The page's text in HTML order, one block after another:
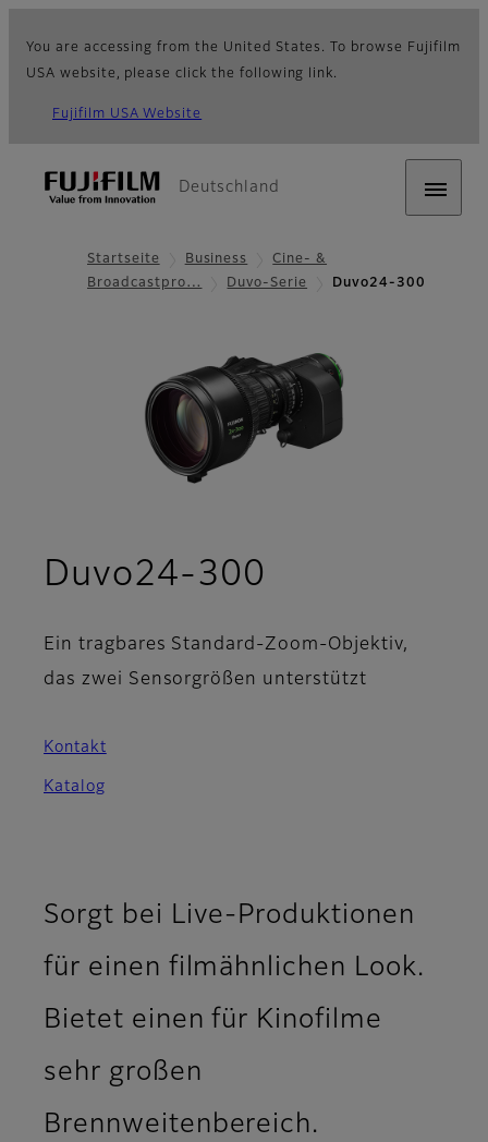
You are accessing from the United States. To browse Fujifilm
USA website, please click the following link.
Fujifilm USA Website
Deutschland
Startseite Business
Cine- &
Broadcastpro…
Duvo-Serie Duvo24-300
Duvo24-300
Ein tragbares Standard-Zoom-Objektiv,
das zwei Sensorgrößen unterstützt
Kontakt
Katalog
Sorgt bei Live-Produktionen
für einen filmähnlichen Look.
Bietet einen für Kinofilme
sehr großen
Brennweitenbereich.